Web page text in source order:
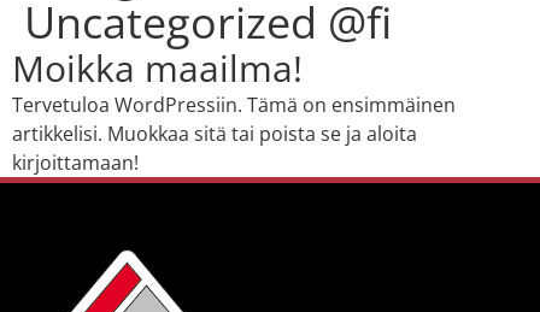
Uncategorized @fi
Moikka maailma!
Tervetuloa WordPressiin. Tämä on ensimmäinen
artikkelisi. Muokkaa sitä tai poista se ja aloita
kirjoittamaan!